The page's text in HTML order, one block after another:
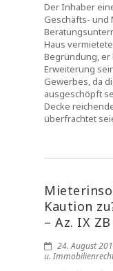
Der Inhaber
Geschäfts- und
Haus
Begründung,
Erweiterung
Gewerbes, da
ausgeschöpft
Decke
überfrachtet
Kaution
– Az. IX
24. August
u.